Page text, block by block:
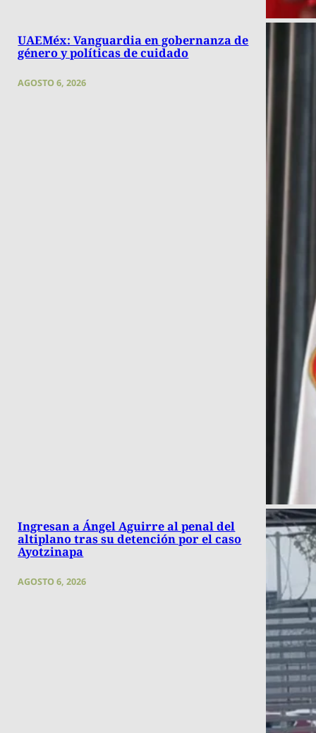
UAEMéx: Vanguardia en gobernanza de
género y políticas de cuidado
AGOSTO 6, 2026
Ingresan a Ángel Aguirre al penal del
altiplano tras su detención por el caso
Ayotzinapa
AGOSTO 6, 2026